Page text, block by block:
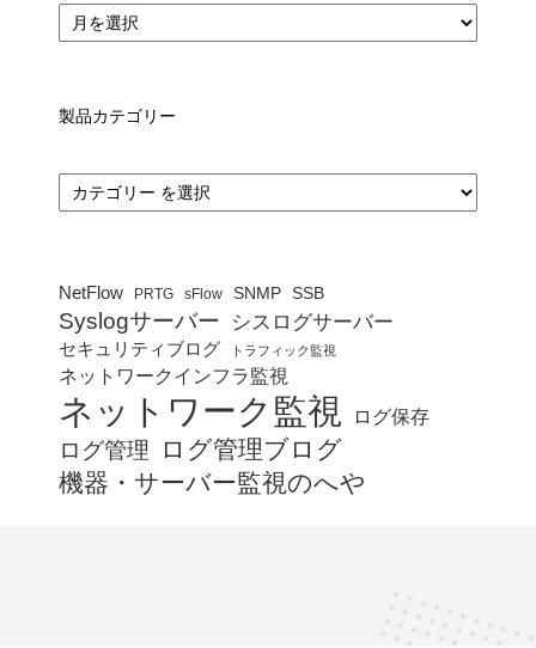
製品カテゴリー
カ
テ
ゴ
NetFlow PRTG sFlow SNMP SSB
Syslogサーバー シスログサーバー
セキュリティブログ トラフィック監視
ネットワークインフラ監視
ネットワーク監視 ログ保存
ログ管理
ログ管理ブログ
機器・サーバー監視のへや